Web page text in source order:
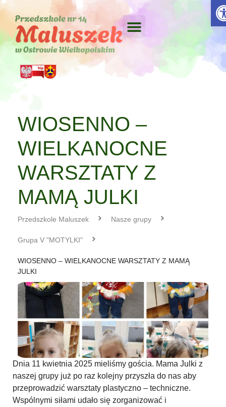
WIOSENNO –
WIELKANOCNE
WARSZTATY Z
MAMĄ JULKI
Przedszkole Maluszek Nasze grupy
Grupa V "MOTYLKI"
WIOSENNO – WIELKANOCNE WARSZTATY Z MAMĄ
JULKI
Dnia 11 kwietnia 2025 mieliśmy gościa. Mama Julki z
naszej grupy już po raz kolejny przyszła do nas aby
przeprowadzić warsztaty plastyczno – techniczne.
Wspólnymi siłami udało się zorganizować i